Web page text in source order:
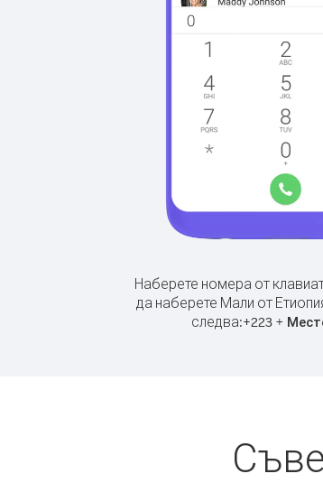
Наберете номера от
да наберете Мали от
следва:+223 +